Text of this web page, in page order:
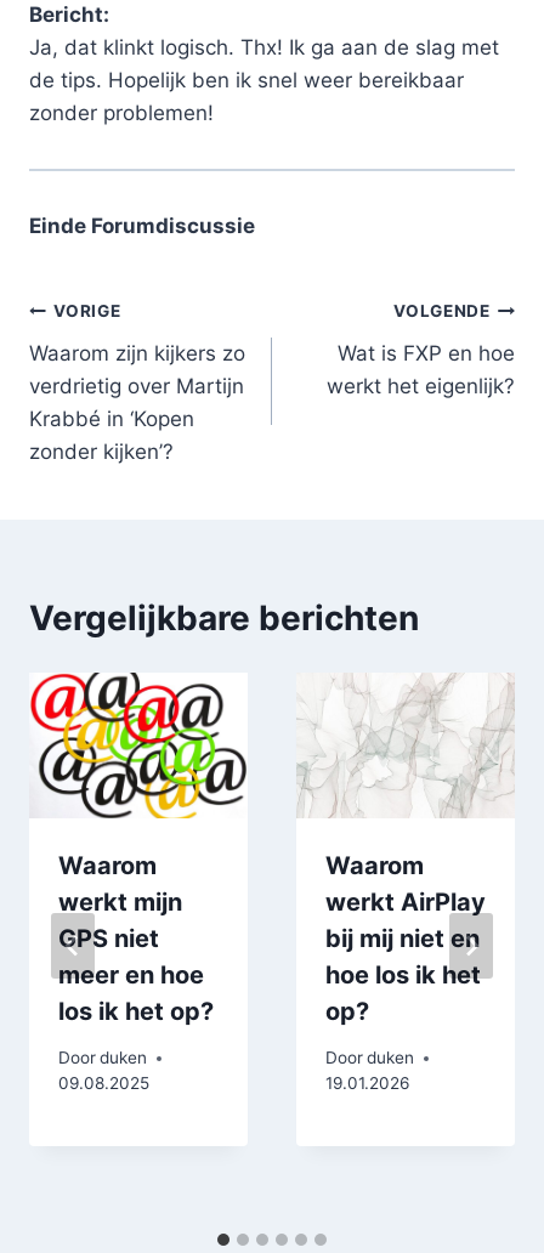
Bericht:
Ja, dat klinkt logisch. Thx! Ik ga aan de slag met
de tips. Hopelijk ben ik snel weer bereikbaar
zonder problemen!
Einde Forumdiscussie
Bericht
navigatie
VORIGE
Waarom zijn kijkers zo
verdrietig over Martijn
Krabbé in ‘Kopen
zonder kijken’?
VOLGENDE
Wat is FXP en hoe
werkt het eigenlijk?
Vergelijkbare berichten
Waarom
werkt mijn
GPS niet
meer en hoe
los ik het op?
Doorduken
09.08.2025
Waarom
werkt AirPlay
bij mij niet en
hoe los ik het
op?
Doorduken
19.01.2026